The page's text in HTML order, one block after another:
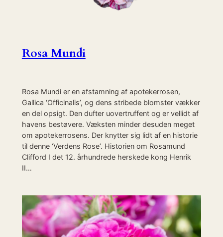
Rosa Mundi
Rosa Mundi er en afstamning af apotekerrosen,
Gallica ‘Officinalis’, og dens stribede blomster vækker
en del opsigt. Den dufter uovertruffent og er vellidt af
havens bestøvere. Væksten minder desuden meget
om apotekerrosens. Der knytter sig lidt af en historie
til denne ‘Verdens Rose’. Historien om Rosamund
Clifford I det 12. århundrede herskede kong Henrik
II…